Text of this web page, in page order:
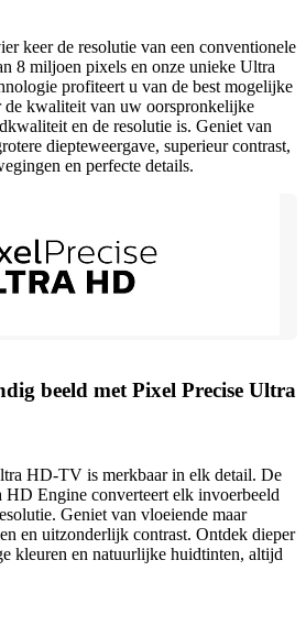
keer de resolutie van een conventionele
8 miljoen pixels en onze unieke Ultra
profiteert u van de best mogelijke
kwaliteit van uw oorspronkelijke
en de resolutie is. Geniet van
diepteweergave, superieur contrast,
en perfecte details.
beeld met Pixel Precise Ultra
HD-TV is merkbaar in elk detail. De
Engine converteert elk invoerbeeld
Geniet van vloeiende maar
en uitzonderlijk contrast. Ontdek dieper
kleuren en natuurlijke huidtinten, altijd